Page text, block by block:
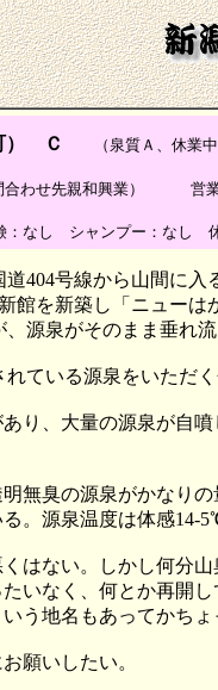
） Ｃ （泉質Ａ、休業中
合わせ先親和興業）
なし シャンプー：なし
道404号線から山間に
館を新築し「ニュー
、源泉がそのまま垂れ
れている源泉をいただ
り、大量の源泉が自
無臭の源泉がかなり
。源泉温度は体感14-
はない。しかし何分
いなく、何とか再開
う地名もあってかちょ
願いしたい。